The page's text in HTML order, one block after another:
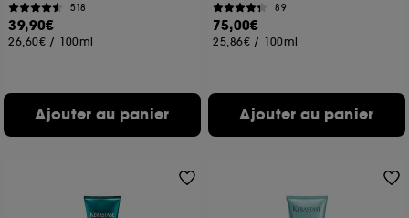
518
39,90€
26,60€ / 100ml
Ajouter au panier
89
75,00€
25,86€ / 100ml
Ajouter au panier